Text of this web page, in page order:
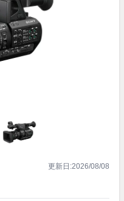
更新日:2026/08/08